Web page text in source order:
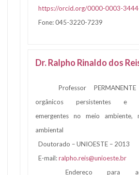
https://orcid.org/0000-0003-
Fone: 045-3220-7239
Dr. Ralpho Rinaldo dos
Professor
orgânicos persistentes e
emergentes no meio ambiente,
ambiental
Doutorado – UNIOESTE – 2013
E-mail:ralpho.reis@unioeste.br
Endereço para